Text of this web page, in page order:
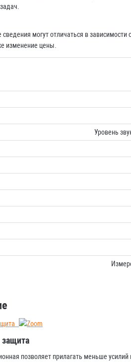
могут отличаться в
изменение цены.
Уровень
защита
позволяет прилагать меньше